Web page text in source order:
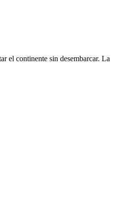
el continente sin desembarcar. La